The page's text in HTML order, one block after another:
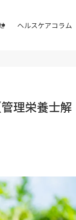
ヘルスケアコラム
理栄養士解